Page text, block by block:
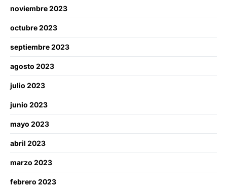
noviembre 2023
octubre 2023
septiembre 2023
agosto 2023
julio 2023
junio 2023
mayo 2023
abril 2023
marzo 2023
febrero 2023